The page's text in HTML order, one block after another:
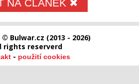
NA ČLÁNEK ✖
Bulwar.cz (2013 - 2026)
rights reserverd
- použití cookies